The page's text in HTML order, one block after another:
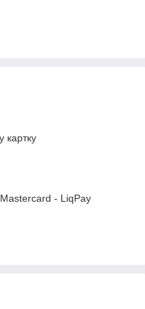
картку
- LiqPay